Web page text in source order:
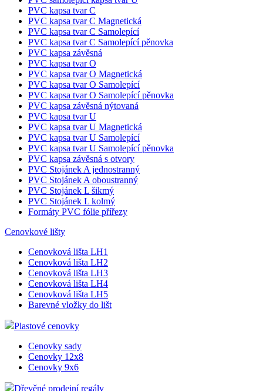
Posuvná stupátka
Nabídkové PVC kapsy
Pouzdra na informace
PVC samolepící kapsa tvar C
PVC samolepící kapsa tvar D
PVC nelepící kapsa tvar U
PVC samolepící kapsa tvar U
PVC kapsa tvar C
PVC kapsa tvar C Magnetická
PVC kapsa tvar C Samolepící
PVC kapsa tvar C Samolepící pěnovka
PVC kapsa závěsná
PVC kapsa tvar O
PVC kapsa tvar O Magnetická
PVC kapsa tvar O Samolepící
PVC kapsa tvar O Samolepící pěnovka
PVC kapsa závěsná nýtovaná
PVC kapsa tvar U
PVC kapsa tvar U Magnetická
PVC kapsa tvar U Samolepící
PVC kapsa tvar U Samolepící pěnovka
PVC kapsa závěsná s otvory
PVC Stojánek A jednostranný
PVC Stojánek A oboustranný
PVC Stojánek L šikmý
PVC Stojánek L kolmý
Formáty PVC fólie přířezy
Cenovkové lišty
Cenovková lišta LH1
Cenovková lišta LH2
Cenovková lišta LH3
Cenovková lišta LH4
Cenovková lišta LH5
Barevné vložky do lišt